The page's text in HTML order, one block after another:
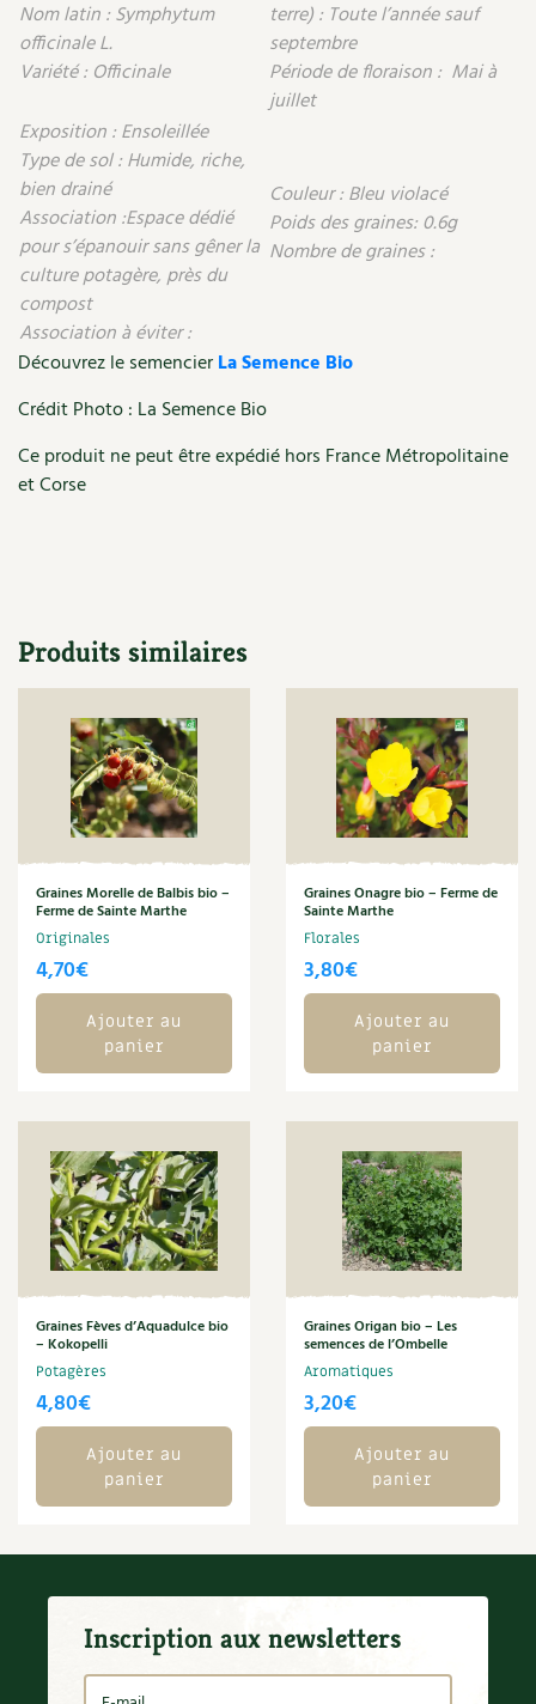
Soins et cosmétiques au naturel
Vivre l’écologie
Protéger la nature
Autonomie
Enfants
Actions pour la planète
Les 4 saisons
Actualités
Vidéos et podcasts
Secrets d’abonné
Tous au jardin ! avec Pascal
La vie secrète du jardin
BD : La folle histoire des plantes
Nom latin : Symphytum
officinale L.
Variété : Officinale
terre) : Toute l’année sauf
septembre
Période de floraison : Mai à
juillet
Exposition : Ensoleillée
Type de sol : Humide, riche,
bien drainé
Association :Espace dédié
pour s’épanouir sans gêner la
culture potagère, près du
compost
Association à éviter :
Couleur : Bleu violacé
Poids des graines: 0.6g
Nombre de graines :
Découvrez le semencierLa Semence Bio
Crédit Photo : La Semence Bio
Ce produit ne peut être expédié hors France Métropolitaine
et Corse
Produits similaires
Graines Morelle de Balbis bio –
Ferme de Sainte Marthe
Originales
4,70€
Ajouter au
panier
Graines Onagre bio – Ferme de
Sainte Marthe
Florales
3,80€
Ajouter au
panier
Graines Fèves d’Aquadulce bio
– Kokopelli
Potagères
4,80€
Ajouter au
panier
Graines Origan bio – Les
semences de l’Ombelle
Aromatiques
3,20€
Ajouter au
panier
Inscription aux newsletters